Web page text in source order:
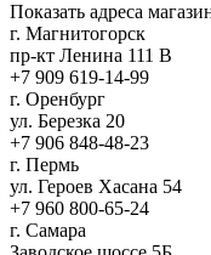
Показать адреса
г. Магнитогорск
пр-кт Ленина 111 В
+7 909 619-14-99
г. Оренбург
ул. Березка 20
+7 906 848-48-23
г. Пермь
ул. Героев Хасана 54
+7 960 800-65-24
г. Самара